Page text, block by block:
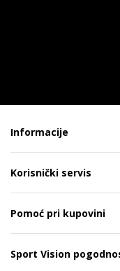
Informacije
Korisnički servis
Pomoć pri kupovini
Sport Vision